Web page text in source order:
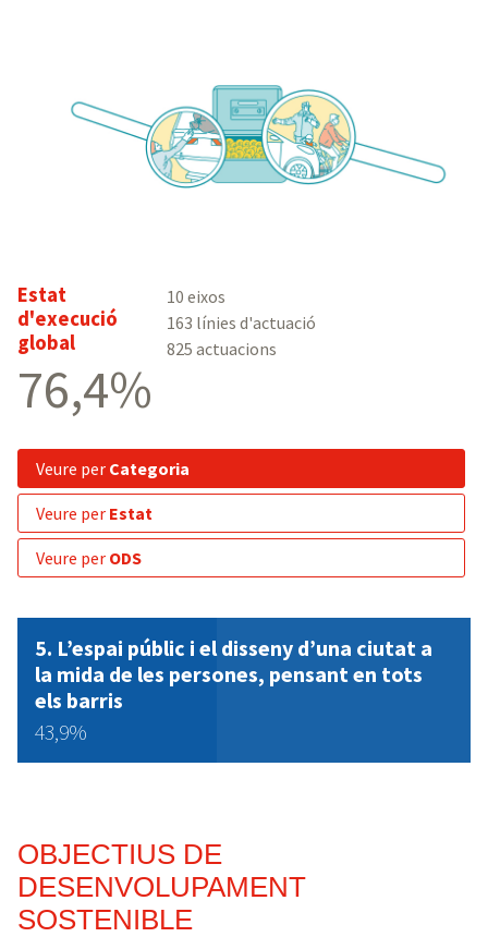
Estat
d'execució
global
76,4%
10 eixos
163 línies d'actuació
825 actuacions
veure per Categoria
veure per Estat
veure per ODS
5. L’espai públic i el disseny d’una ciutat a
la mida de les persones, pensant en tots
els barris
43,9%
OBJECTIUS DE
DESENVOLUPAMENT
SOSTENIBLE